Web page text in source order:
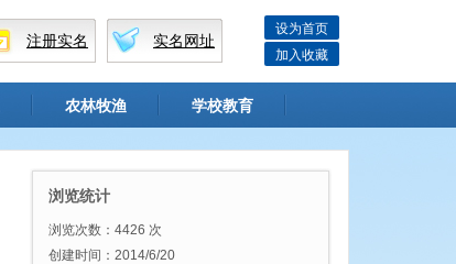
注册实名 实名网址
设为首页
加入收藏
农林牧渔 学校教育
浏览统计
浏览次数：4426 次
创建时间：2014/6/20